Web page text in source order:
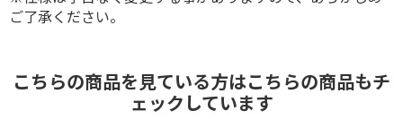
ご了承ください。
こちらの商品を見ている方はこちらの商品もチ
ェックしています